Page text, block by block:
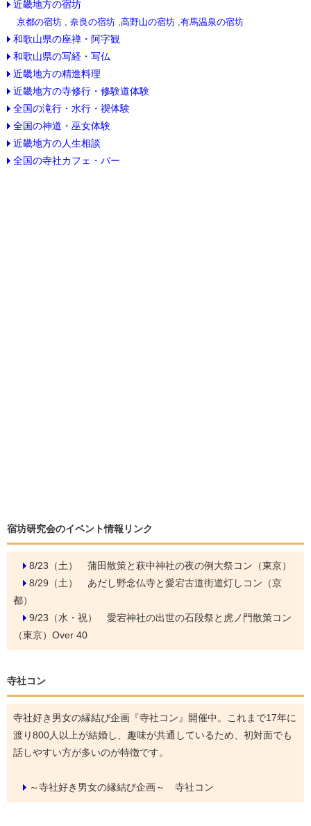
近畿地方の宿坊
京都の宿坊 奈良の宿坊 高野山の宿坊 有馬温泉の宿坊
和歌山県の座禅・阿字観
和歌山県の写経・写仏
近畿地方の精進料理
近畿地方の寺修行・修験道体験
全国の滝行・水行・禊体験
全国の神道・巫女体験
近畿地方の人生相談
全国の寺社カフェ・バー
宿坊研究会のイベント情報リンク
8/23（土） 蒲田散策と萩中神社の夜の例大祭コン（東京）
8/29（土） あだし野念仏寺と愛宕古道街道灯しコン（京
都）
9/23（水・祝） 愛宕神社の出世の石段祭と虎ノ門散策コン
（東京）Over 40
寺社コン
寺社好き男女の縁結び企画『寺社コン』開催中。これまで17年に
渡り800人以上が結婚し、趣味が共通しているため、初対面でも
話しやすい方が多いのが特徴です。
～寺社好き男女の縁結び企画～ 寺社コン